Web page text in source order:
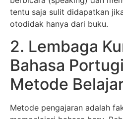
tentu saja sulit didapatkan
otodidak hanya dari buku.
2. Lembaga
Bahasa
Metode
Metode pengajaran adalah